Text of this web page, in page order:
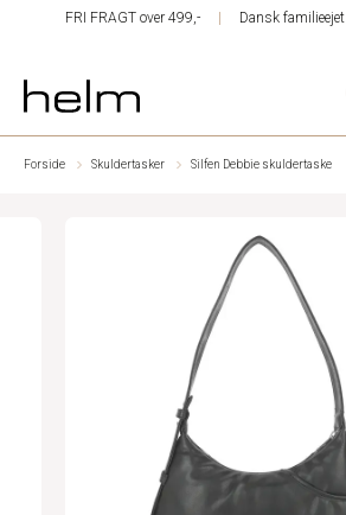
FRI FRAGT over 499,- Dansk familieejet
Forside Skuldertasker Silfen Debbie skuldertaske